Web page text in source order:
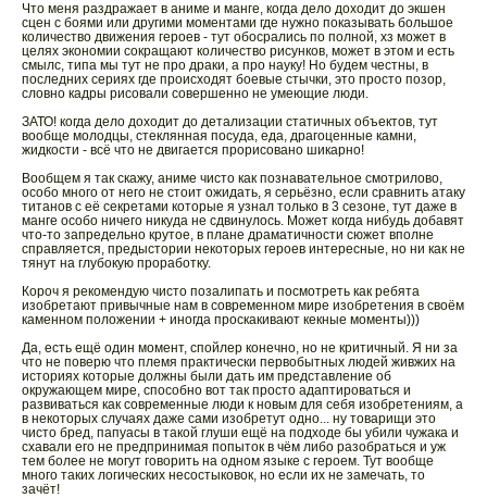
Что меня раздражает в аниме и манге, когда дело доходит до экшен
сцен с боями или другими моментами где нужно показывать большое
количество движения героев - тут обосрались по полной, хз может в
целях экономии сокращают количество рисунков, может в этом и есть
смылс, типа мы тут не про драки, а про науку! Но будем честны, в
последних сериях где происходят боевые стычки, это просто позор,
словно кадры рисовали совершенно не умеющие люди.
ЗАТО! когда дело доходит до детализации статичных объектов, тут
вообще молодцы, стеклянная посуда, еда, драгоценные камни,
жидкости - всё что не двигается прорисовано шикарно!
Вообщем я так скажу, аниме чисто как познавательное смотрилово,
особо много от него не стоит ожидать, я серьёзно, если сравнить атаку
титанов с её секретами которые я узнал только в 3 сезоне, тут даже в
манге особо ничего никуда не сдвинулось. Может когда нибудь добавят
что-то запредельно крутое, в плане драматичности сюжет вполне
справляется, предыстории некоторых героев интересные, но ни как не
тянут на глубокую проработку.
Короч я рекомендую чисто позалипать и посмотреть как ребята
изобретают привычные нам в современном мире изобретения в своём
каменном положении + иногда проскакивают кекные моменты)))
Да, есть ещё один момент, спойлер конечно, но не критичный. Я ни за
что не поверю что племя практически первобытных людей живжих на
историях которые должны были дать им представление об
окружающем мире, способно вот так просто адаптироваться и
развиваться как современные люди к новым для себя изобретениям, а
в некоторых случаях даже сами изобретут одно... ну товарищи это
чисто бред, папуасы в такой глуши ещё на подходе бы убили чужака и
схавали его не предпринимая попыток в чём либо разобраться и уж
тем более не могут говорить на одном языке с героем. Тут вообще
много таких логических несостыковок, но если их не замечать, то
зачёт!